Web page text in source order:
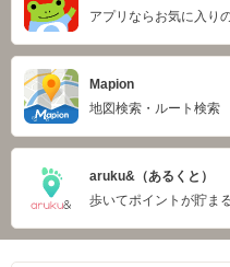
アプリならお気に入り
Mapion
地図検索・ルート検索
aruku&（あるくと）
歩いてポイントが貯ま